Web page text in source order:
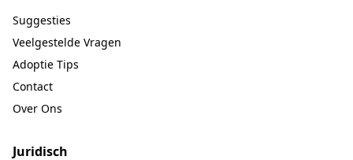
Suggesties
Veelgestelde Vragen
Adoptie Tips
Contact
Over Ons
Juridisch